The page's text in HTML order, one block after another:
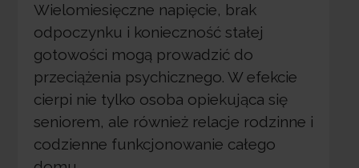
Wielomiesięczne napięcie, brak
odpoczynku i konieczność stałej
gotowości mogą prowadzić do
przeciążenia psychicznego. W efekcie
cierpi nie tylko osoba opiekująca się
seniorem, ale również relacje rodzinne i
codzienne funkcjonowanie całego